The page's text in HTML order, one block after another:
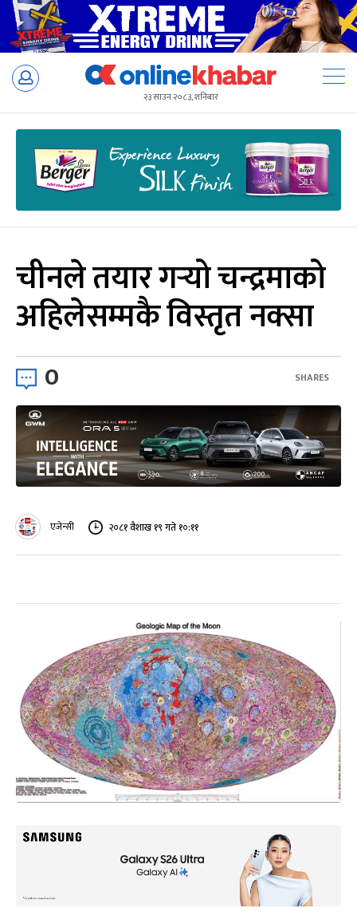
Skip
२३ साउन २०८३, शनिबार
चीनले तयार गर्‍यो चन्द्रमाको
अहिलेसम्मकै विस्तृत नक्सा
0 SHARES
एजेन्सी २०८१ वैशाख १९ गते १०:११